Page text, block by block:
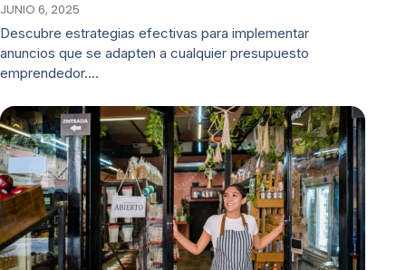
JUNIO 6, 2025
Descubre estrategias efectivas para implementar
anuncios que se adapten a cualquier presupuesto
emprendedor.…